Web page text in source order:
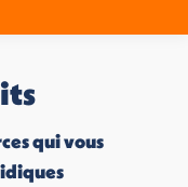
qui vous